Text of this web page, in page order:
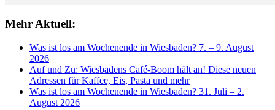
Mehr Aktuell:
Was ist los am Wochenende in Wiesbaden? 7. – 9. August
2026
Auf und Zu: Wiesbadens Café-Boom hält an! Diese neuen
Adressen für Kaffee, Eis, Pasta und mehr
Was ist los am Wochenende in Wiesbaden? 31. Juli – 2.
August 2026